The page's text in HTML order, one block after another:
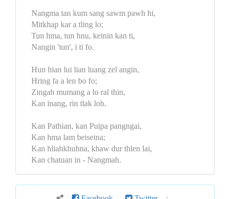
Nangma tan kum sang sawm pawh hi,
Mitkhap kar a tling lo;
Tun hma, tun hnu, keinin kan ti,
Nangin 'tun', i ti fo.
Hun hian lui lian luang zel angin,
Hring fa a len bo fo;
Zingah mumang a lo ral thin,
Kan inang, rin tlak loh.
Kan Pathian, kan Puipa pangngai,
Kan hma lam beiseina;
Kan hliahkhuhna, khaw dur thlen lai,
Kan chatuan in - Nangmah.